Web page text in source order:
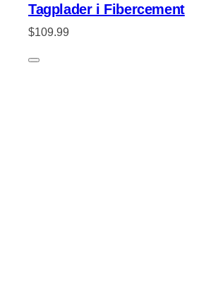
Tagplader i Fibercement
$109.99